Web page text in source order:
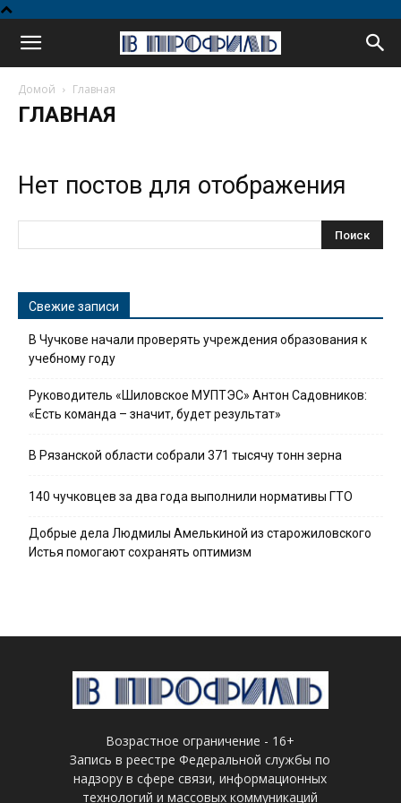
профиль
Домой Главная
ГЛАВНАЯ
Нет постов для отображения
Свежие записи
В Чучкове начали проверять учреждения образования к
учебному году
Руководитель «Шиловское МУПТЭС» Антон Садовников:
«Есть команда – значит, будет результат»
В Рязанской области собрали 371 тысячу тонн зерна
140 чучковцев за два года выполнили нормативы ГТО
Добрые дела Людмилы Амелькиной из старожиловского
Истья помогают сохранять оптимизм
Возрастное ограничение - 16+
Запись в реестре Федеральной службы по
надзору в сфере связи, информационных
технологий и массовых коммуникаций